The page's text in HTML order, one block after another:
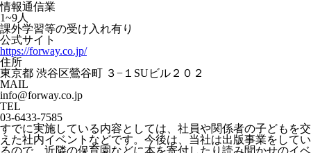
情報通信業
1~9人
課外学習等の受け入れ有り
公式サイト
https://forway.co.jp/
住所
東京都 渋谷区鶯谷町 ３−１SUビル２０２
MAIL
info@forway.co.jp
TEL
03-6433-7585
すでに実施している内容としては、社員や関係者の子どもを交
えた社内イベントなどです。今後は、当社は出版事業をしてい
るので、近隣の保育園などに本を寄付したり読み聞かせのイベ